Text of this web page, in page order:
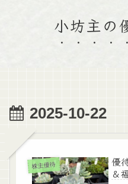
小坊主の
2025-10-22
株主優待
優
＆